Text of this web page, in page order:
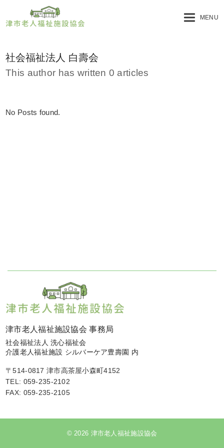
MENU
社会福祉法人 白壽会
This author has written 0 articles
No Posts found.
津市老人福祉施設協会 事務局
社会福祉法人 洗心福祉会
介護老人福祉施設 シルバーケア豊壽園 内
〒514-0817 津市高茶屋小森町4152
TEL: 059-235-2102
FAX: 059-235-2105
© 2026 津市老人福祉施設協会